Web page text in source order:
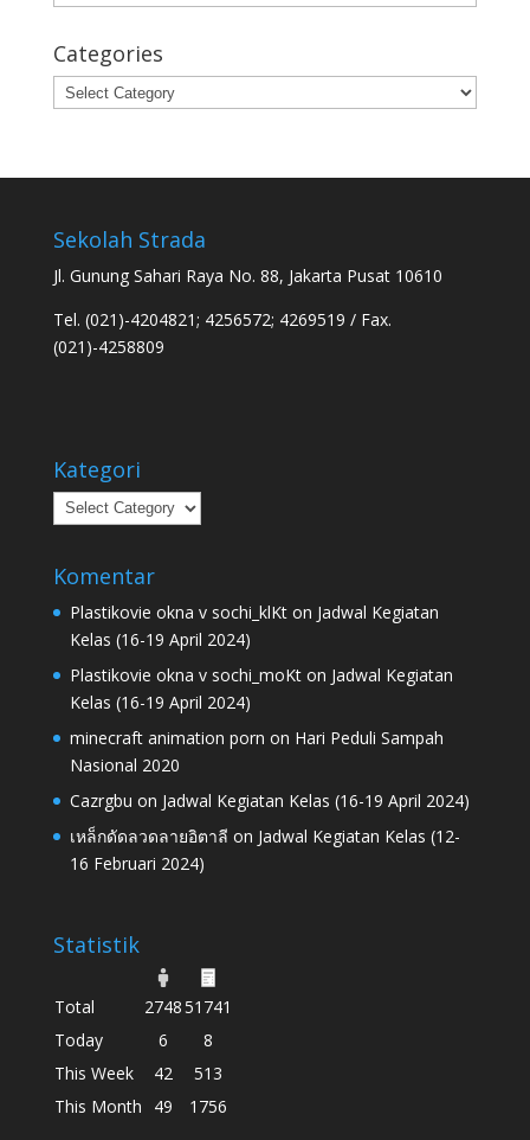
Categories
Categories
Sekolah Strada
Jl. Gunung Sahari Raya No. 88, Jakarta Pusat 10610
Tel. (021)-4204821; 4256572; 4269519 / Fax.
(021)-4258809
Kategori
Kategori
Komentar
Plastikovie okna v sochi_klKton Jadwal Kegiatan
Kelas (16-19 April 2024)
Plastikovie okna v sochi_moKton Jadwal Kegiatan
Kelas (16-19 April 2024)
minecraft animation porn on Hari Peduli Sampah
Nasional 2020
Cazrgbu on Jadwal Kegiatan Kelas (16-19 April 2024)
เหล็กดัดลวดลายอิตาลี on Jadwal Kegiatan Kelas (12-
16 Februari 2024)
Statistik
Total 274851741
Today
6
8
This Week
42
513
This Month
49 1756